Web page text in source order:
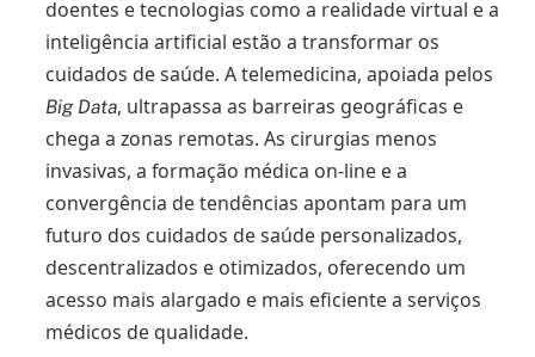
doentes e tecnologias como a realidade virtual e a
inteligência artificial estão a transformar os
cuidados de saúde. A telemedicina, apoiada pelos
Big Data, ultrapassa as barreiras geográficas e
chega a zonas remotas. As cirurgias menos
invasivas, a formação médica on-line e a
convergência de tendências apontam para um
futuro dos cuidados de saúde personalizados,
descentralizados e otimizados, oferecendo um
acesso mais alargado e mais eficiente a serviços
médicos de qualidade.